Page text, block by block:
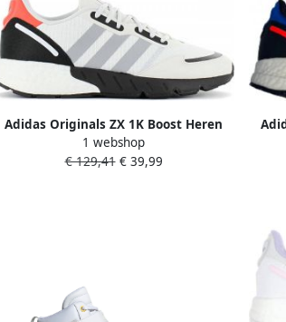
Adidas Originals ZX 1K Boost Heren
Crystal White Silver Metallic Core Black
Heren
1 webshop
€ 129,41€ 39,99